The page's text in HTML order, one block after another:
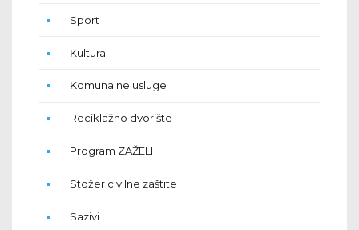
Sport
Kultura
Komunalne usluge
Reciklažno dvorište
Program ZAŽELI
Stožer civilne zaštite
Sazivi